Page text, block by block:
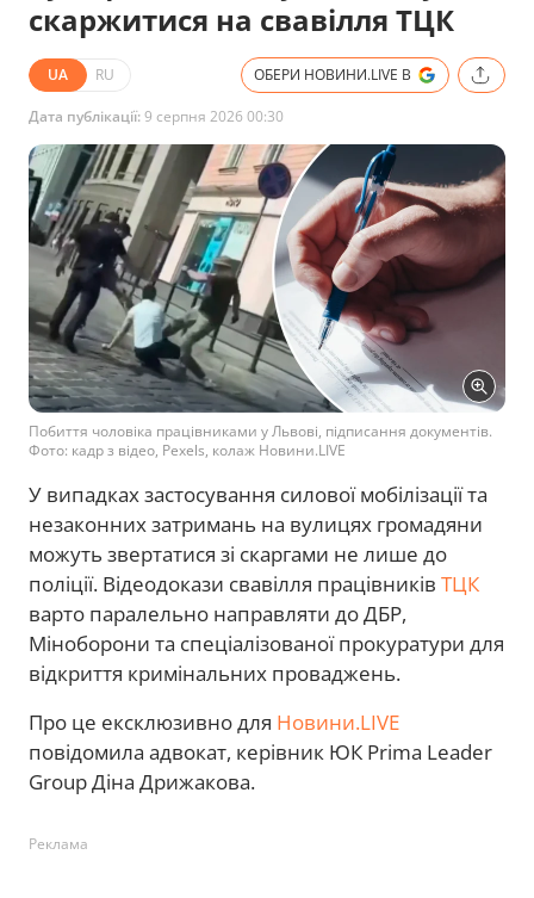
скаржитися на свавілля ТЦК
UA RU ОБЕРИ НОВИНИ.LIVE В
Дата публікації:9 серпня 2026 00:30
Побиття чоловіка працівниками у Львові, підписання документів.
Фото: кадр з відео, Pexels, колаж Новини.LIVE
У випадках застосування силової мобілізації та
незаконних затримань на вулицях громадяни
можуть звертатися зі скаргами не лише до
поліції. Відеодокази свавілля працівників ТЦК
варто паралельно направляти до ДБР,
Міноборони та спеціалізованої прокуратури для
відкриття кримінальних проваджень.
Про це ексклюзивно для Новини.LIVE
повідомила адвокат, керівник ЮК Prima Leader
Group Діна Дрижакова.
Реклама